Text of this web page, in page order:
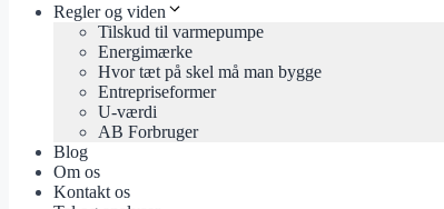
Regler og viden
Tilskud til varmepumpe
Energimærke
Hvor tæt på skel må man bygge
Entrepriseformer
U-værdi
AB Forbruger
Blog
Om os
Kontakt os